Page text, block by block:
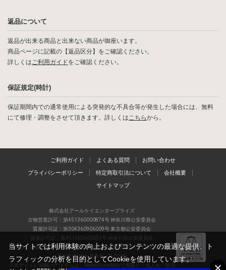
返品について
返品が出来る商品と出来ない商品が御座います。
商品ページに記載の【返品区分】をご確認ください。
詳しくはご利用ガイドをご確認ください。
保証規定(時計)
保証期間内での通常使用による突発的な不具合等が発生した場合には、無料
にて修理・調整をさせて頂きます。詳しくはこちらから。
ご利用ガイド よくある質問 お問い合わせ
プライバシーポリシー 特定商取引法について 会社概要
サイトマップ
株式会社アールケイエンタープライズ
古物営業許可：第451360000874号 神奈川県公安委員会
質屋許可証：第304360906009号 東京都公安委員会
質屋許可証：第451363600051号 神奈川県公安委員会
当店は、偽造品の流通防止を目指すAACD(日本流通自主管理協会)の正会
員企業です(会員番号：R-0196)
※当サイトに掲載のアイテムは、RodeoDrive独自で買取り・仕入れ・販売
当サイトでは利用体験の向上およびコンテンツの最適な提供、ト
ラフィックの分析を目的としてCookieを使用しています。